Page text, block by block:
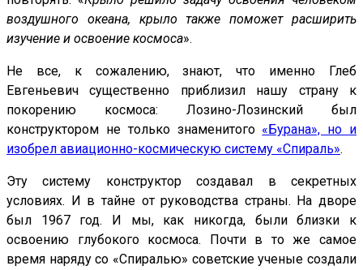
воздушного океана, крыло также поможет расширить
изучение и освоение космоса».
Не все, к сожалению, знают, что именно Глеб
Евгеньевич существенно приблизил нашу страну к
покорению космоса: Лозино-Лозинский был
конструктором не только знаменитого «Бурана», но и
изобрел авиационно-космическую систему «Спираль».
Эту систему конструктор создавал в секретных
условиях. И в тайне от руководства страны. На дворе
был 1967 год. И мы, как никогда, были близки к
освоению глубокого космоса. Почти в то же самое
время наряду со «Спиралью» советские ученые создали